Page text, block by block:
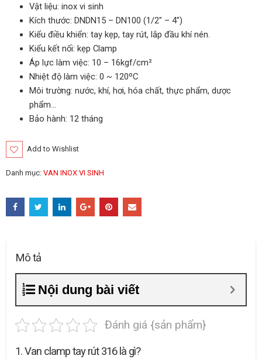
Vật liệu: inox vi sinh
Kích thước: DNDN15 – DN100 (1/2″ – 4″)
Kiểu điều khiển: tay kẹp, tay rút, lắp đầu khí nén.
Kiểu kết nối: kẹp Clamp
Áp lực làm việc: 10 – 16kgf/cm²
Nhiệt độ làm việc: 0 ~ 120ºC
Môi trường: nước, khí, hơi, hóa chất, thực phẩm, dược
phẩm…
Bảo hành: 12 tháng
Add to Wishlist
Danh mục: VAN INOX VI SINH
Mô tả
Nội dung bài viết
Đánh giá {sản phẩm}
1. Van clamp tay rút 316 là gì?